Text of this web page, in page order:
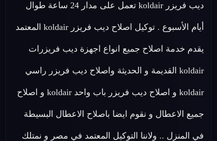
ديب فريزر koldair تعمل على مدار 24 ساعة طوال
أيام الأسبوع . توكيل اصلاح ديب فريزر koldair المعتمد
يقدم خدمة اصلاح جميع انواع اجهزة ديب فريزرات
koldair القديمة و الحديثة واصلاح ديب فريزر راسي
koldair و اصلاح ديب فريزر باب واحد koldair و اصلاح
جميع الاعطال و نقوم ايضا باصلاح الاعطال البسيطة
في المنزل .. ولاننا التوكيل المعتمد في مصر و نمتلك